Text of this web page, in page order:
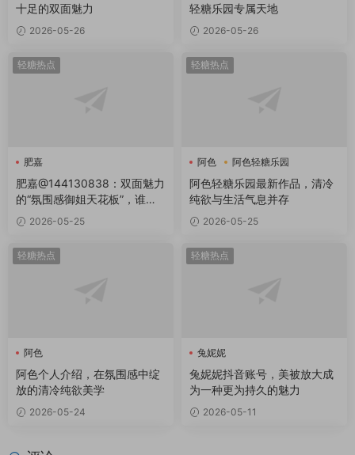
十足的双面魅力
2026-05-26
轻糖乐园专属天地
2026-05-26
轻糖热点
肥嘉
肥嘉@144130838：双面魅力
的“氛围感御姐天花板”，谁不
爱？2026-05-25
轻糖热点
阿色 阿色轻糖乐园
阿色轻糖乐园最新作品，清冷
纯欲与生活气息并存
2026-05-25
轻糖热点
阿色
阿色个人介绍，在氛围感中绽
放的清冷纯欲美学
2026-05-24
轻糖热点
兔妮妮
兔妮妮抖音账号，美被放大成
为一种更为持久的魅力
2026-05-11